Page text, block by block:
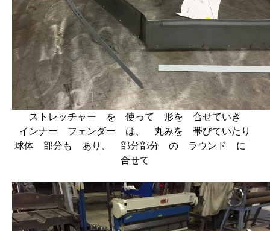
ストレッチャー を 使って 形を 合せていき
インナー フェンダー は、 丸みを 帯びていたり
球体 部分も あり、 部分部分 の ラウンド に
合せて